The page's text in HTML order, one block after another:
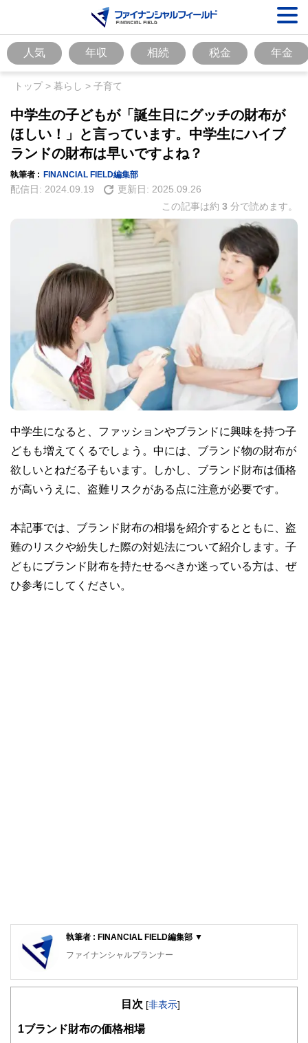
人気 年収 相続 税金 年金
トップ> 暮らし > 子育て
中学生の子どもが「誕生日にグッチの財布が
ほしい！」と言っています。中学生にハイブ
ランドの財布は早いですよね？
執筆者 : FINANCIAL FIELD編集部
配信日: 2024.09.19 更新日: 2025.09.26
この記事は約 3 分で読めます。
中学生になると、ファッションやブランドに興味を持つ子
どもも増えてくるでしょう。中には、ブランド物の財布が
欲しいとねだる子もいます。しかし、ブランド財布は価格
が高いうえに、盗難リスクがある点に注意が必要です。
本記事では、ブランド財布の相場を紹介するとともに、盗
難のリスクや紛失した際の対処法について紹介します。子
どもにブランド財布を持たせるべきか迷っている方は、ぜ
ひ参考にしてください。
執筆者 : FINANCIAL FIELD編集部 ▼
ファイナンシャルプランナー
FinancialField編集部は、金融、経済に関する記事を、日々
知識がない方でも理解できるようわかりやすく発信していま
目次 [非表示]
1 ブランド財布の価格相場